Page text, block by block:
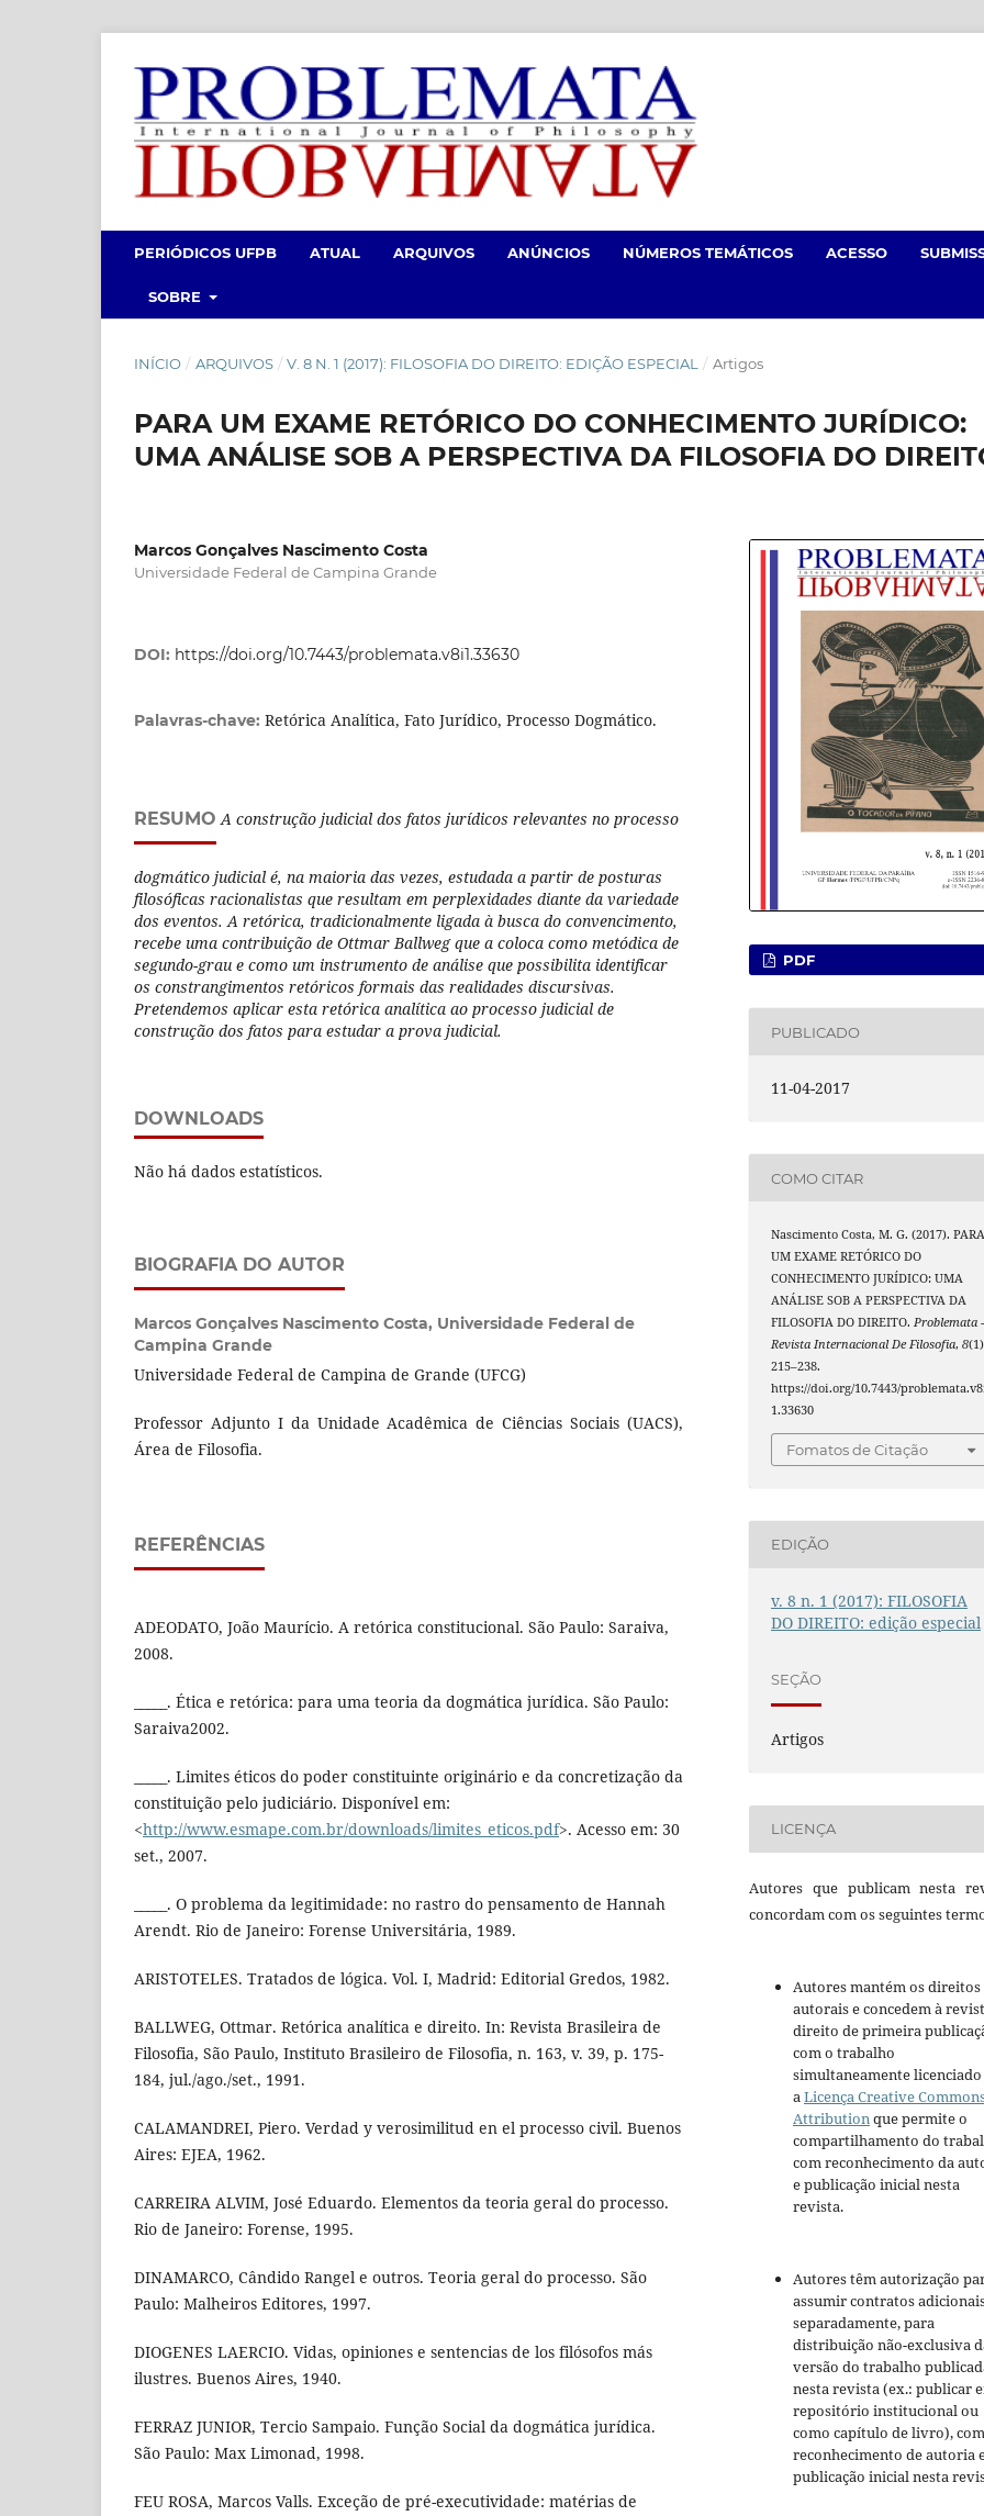
PERIÓDICOS UFPB ATUAL ARQUIVOS ANÚNCIOS NÚMEROS TEMÁTICOS ACESSO
SOBRE
INÍCIO / ARQUIVOS / V. 8 N. 1 (2017): FILOSOFIA DO DIREITO: EDIÇÃO ESPECIAL / Artigos
PARA UM EXAME RETÓRICO DO CONHECIMENTO JURÍDICO:
UMA ANÁLISE SOB A PERSPECTIVA DA FILOSOFIA DO
Marcos Gonçalves Nascimento Costa
Universidade Federal de Campina Grande
DOI: https://doi.org/10.7443/problemata.v8i1.33630
Palavras-chave: Retórica Analítica, Fato Jurídico, Processo Dogmático.
RESUMO A construção judicial dos fatos jurídicos relevantes no processo
dogmático judicial é, na maioria das vezes, estudada a partir de posturas
filosóficas racionalistas que resultam em perplexidades diante da variedade
dos eventos. A retórica, tradicionalmente ligada à busca do convencimento,
recebe uma contribuição de Ottmar Ballweg que a coloca como metódica de
segundo-grau e como um instrumento de análise que possibilita identificar
os constrangimentos retóricos formais das realidades discursivas.
Pretendemos aplicar esta retórica analítica ao processo judicial de
construção dos fatos para estudar a prova judicial.
DOWNLOADS
Não há dados estatísticos.
BIOGRAFIA DO AUTOR
Marcos Gonçalves Nascimento Costa, Universidade Federal de
Campina Grande
Universidade Federal de Campina de Grande (UFCG)
Professor Adjunto I da Unidade Acadêmica de Ciências Sociais (UACS),
Área de Filosofia.
REFERÊNCIAS
ADEODATO, João Maurício. A retórica constitucional. São Paulo: Saraiva,
2008.
_____. Ética e retórica: para uma teoria da dogmática jurídica. São Paulo:
Saraiva2002.
_____. Limites éticos do poder constituinte originário e da concretização da
constituição pelo judiciário. Disponível em:
<http://www.esmape.com.br/downloads/limites_eticos.pdf>. Acesso em: 30
set., 2007.
_____. O problema da legitimidade: no rastro do pensamento de Hannah
Arendt. Rio de Janeiro: Forense Universitária, 1989.
ARISTOTELES. Tratados de lógica. Vol. I, Madrid: Editorial Gredos, 1982.
BALLWEG, Ottmar. Retórica analítica e direito. In: Revista Brasileira de
Filosofia, São Paulo, Instituto Brasileiro de Filosofia, n. 163, v. 39, p. 175-
184, jul./ago./set., 1991.
CALAMANDREI, Piero. Verdad y verosimilitud en el processo civil. Buenos
Aires: EJEA, 1962.
CARREIRA ALVIM, José Eduardo. Elementos da teoria geral do processo.
Rio de Janeiro: Forense, 1995.
DINAMARCO, Cândido Rangel e outros. Teoria geral do processo. São
Paulo: Malheiros Editores, 1997.
DIOGENES LAERCIO. Vidas, opiniones e sentencias de los filósofos más
ilustres. Buenos Aires, 1940.
FERRAZ JUNIOR, Tercio Sampaio. Função Social da dogmática jurídica.
São Paulo: Max Limonad, 1998.
FEU ROSA, Marcos Valls. Exceção de pré-executividade: matérias de
PDF
PUBLICADO
11-04-2017
COMO CITAR
Nascimento Costa, M. G. (2017). PARA
UM EXAME RETÓRICO DO
CONHECIMENTO JURÍDICO: UMA
ANÁLISE SOB A PERSPECTIVA DA
FILOSOFIA DO DIREITO.Problemata -
Revista Internacional De Filosofia,8
215–238.
https://doi.org/10.7443/
1.33630
Fomatos de Citação
EDIÇÃO
v. 8 n. 1 (2017): FILOSOFIA
DO DIREITO: edição especial
SEÇÃO
Artigos
LICENÇA
Autores que publicam nesta
concordam com os seguintes
Autores mantém os direitos
autorais e concedem à
direito de primeira
com o trabalho
simultaneamente
aLicença Creative
Attributionque permite o
compartilhamento do
com reconhecimento da
e publicação inicial nesta
revista.
Autores têm autorização
assumir contratos
separadamente, para
distribuição não-exclusiva
versão do trabalho
nesta revista (ex.: publicar
repositório institucional ou
como capítulo de livro), com
reconhecimento de autoria
publicação inicial nesta